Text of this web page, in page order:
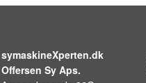
symaskineXperten.dk
Offersen Sy Aps.